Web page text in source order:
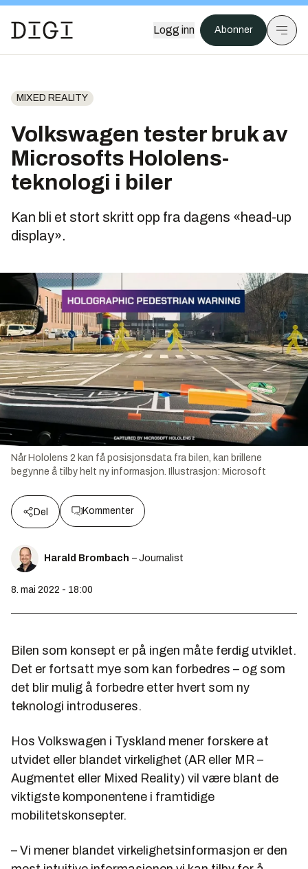
Logg inn Abonner
MIXED REALITY
Volkswagen tester bruk av
Microsofts Hololens-
teknologi i biler
Kan bli et stort skritt opp fra dagens «head-up
display».
Når Hololens 2 kan få posisjonsdata fra bilen, kan brillene
begynne å tilby helt ny informasjon.
Illustrasjon: Microsoft
Del Kommenter
Harald Brombach – Journalist
8. mai 2022 - 18:00
Bilen som konsept er på ingen måte ferdig utviklet.
Det er fortsatt mye som kan forbedres – og som
det blir mulig å forbedre etter hvert som ny
teknologi introduseres.
Hos Volkswagen i Tyskland mener forskere at
utvidet eller blandet virkelighet (AR eller MR –
Augmentet eller Mixed Reality) vil være blant de
viktigste komponentene i framtidige
mobilitetskonsepter.
– Vi mener blandet virkelighetsinformasjon er den